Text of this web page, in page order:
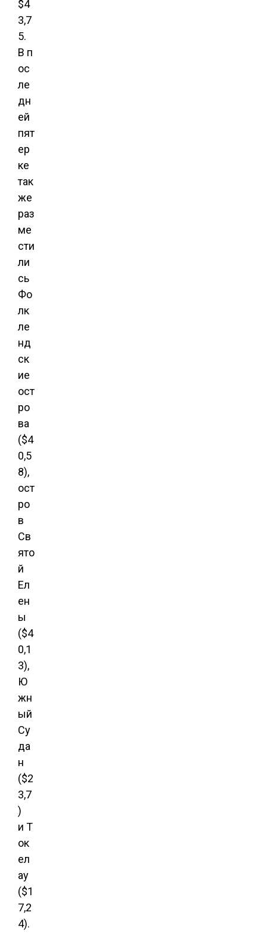
$4
3,7
5.
В п
ос
ле
дн
ей
пят
ер
ке
так
же
раз
ме
сти
ли
сь
Фо
лк
ле
нд
ск
ие
ост
ро
ва
($4
0,5
8),
ост
ро
в
Св
ято
й
Ел
ен
ы
($4
0,1
3),
Ю
жн
ый
Су
да
н
($2
3,7
)
и Т
ок
ел
ау
($1
7,2
4).